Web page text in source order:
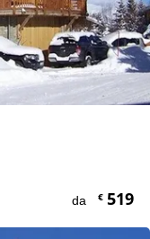
da €519